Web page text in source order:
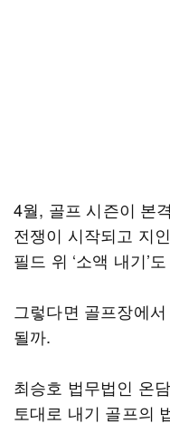
4월, 골프 시즌이 본
전쟁이 시작되고 지
필드 위 ‘소액 내기’
그렇다면 골프장에
될까.
최승호 법무법인 온
토대로 내기 골프의